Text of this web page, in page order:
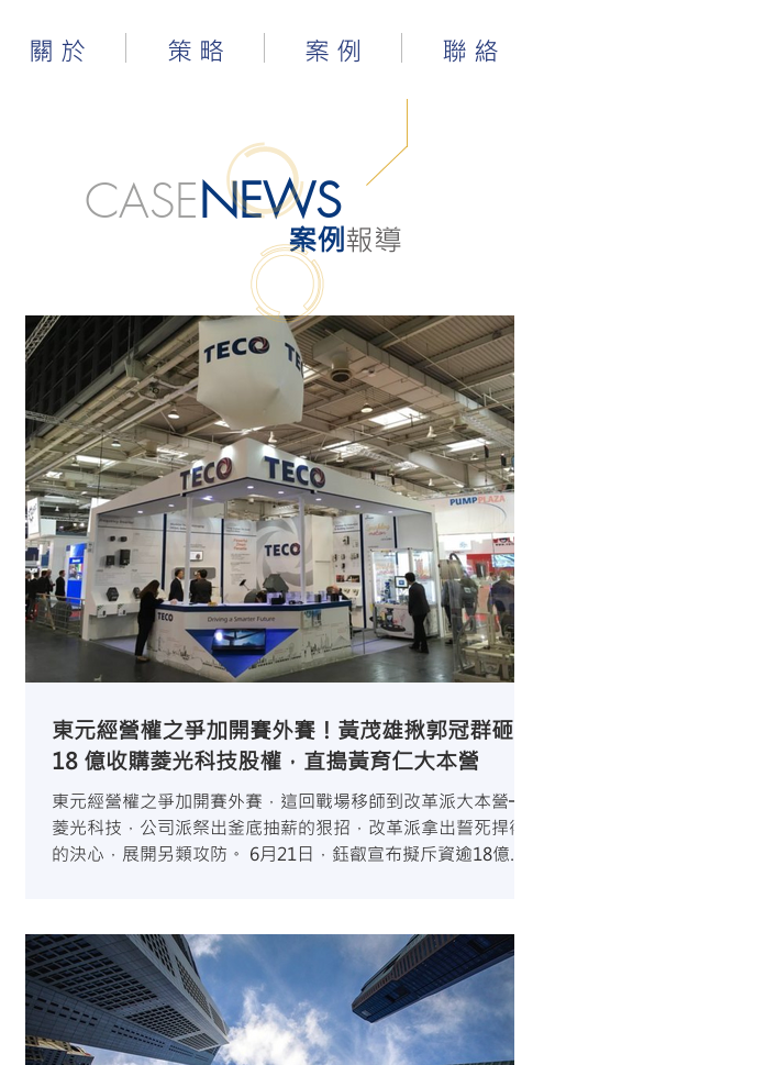
關 於 策 略 案 例 聯 絡
東元經營權之爭加開賽外賽！黃茂雄揪郭冠群砸
18 億收購菱光科技股權，直搗黃育仁大本營
東元經營權之爭加開賽外賽，這回戰場移師到改革派大本營──
菱光科技，公司派祭出釜底抽薪的狠招，改革派拿出誓死捍衛
的決心，展開另類攻防。 6月21日，鈺叡宣布擬斥資逾18億
CASENEWS
案例報導